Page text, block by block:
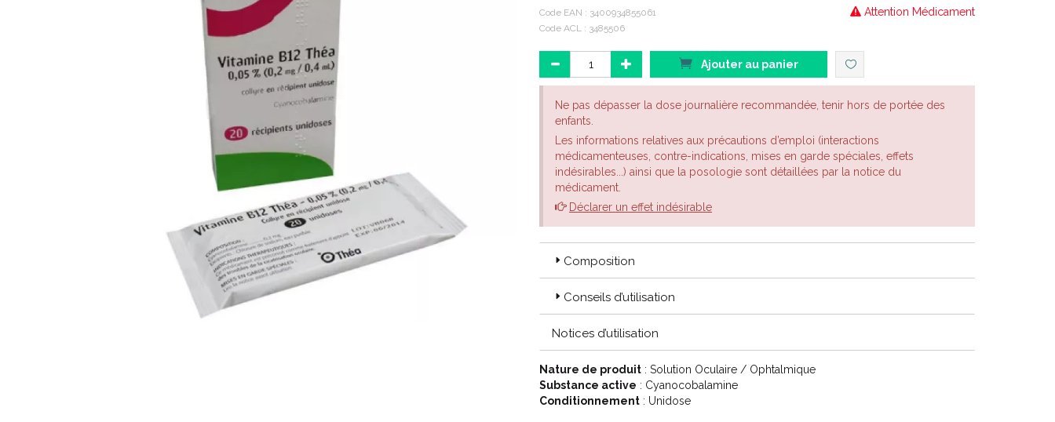
Attention Médicament
Code EAN : 3400934855061
Code ACL : 3485506
Ajouter au panier
Ne pas dépasser la dose journalière recommandée, tenir hors de portée des
enfants.
Les informations relatives aux précautions d’emploi (interactions
médicamenteuses, contre-indications, mises en garde spéciales, effets
indésirables...) ainsi que la posologie sont détaillées par la notice du
médicament.
Déclarer un effet indésirable
Composition
Conseils d’utilisation
Notices d’utilisation
Nature de produit : Solution Oculaire / Ophtalmique
Substance active : Cyanocobalamine
Conditionnement : Unidose